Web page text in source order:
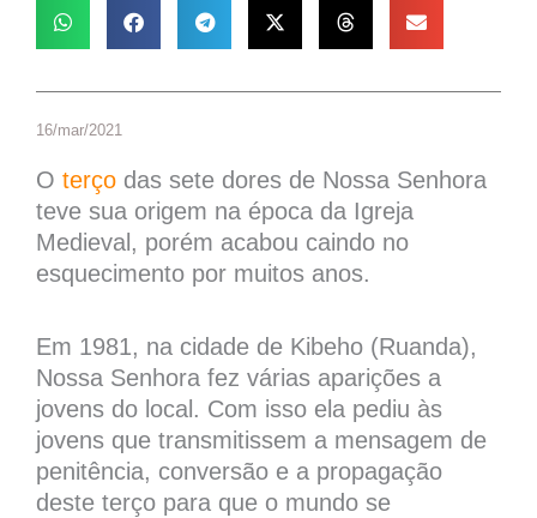
16/mar/2021
O terço das sete dores de Nossa Senhora
teve sua origem na época da Igreja
Medieval, porém acabou caindo no
esquecimento por muitos anos.
Em 1981, na cidade de Kibeho (Ruanda),
Nossa Senhora fez várias aparições a
jovens do local. Com isso ela pediu às
jovens que transmitissem a mensagem de
penitência, conversão e a propagação
deste terço para que o mundo se